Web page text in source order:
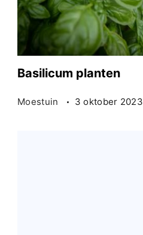
Basilicum planten
Moestuin 3 oktober 2023